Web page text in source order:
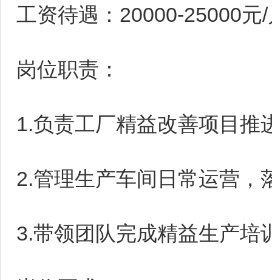
工资待遇：20000-25000元
岗位职责：
1.负责工厂精益改善项目推
2.管理生产车间日常运营，
3.带领团队完成精益生产培